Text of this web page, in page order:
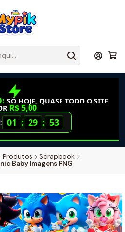
SÓ HOJE, QUASE TODO O SITE
R$ 5,00
01 : 29 : 52
Produtos
Scrapbook
Baby Imagens PNG